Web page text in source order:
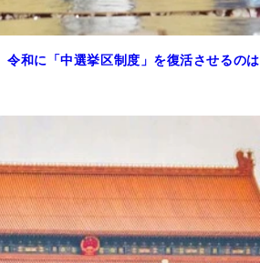
和に「中選挙区制度」を復活させるのは